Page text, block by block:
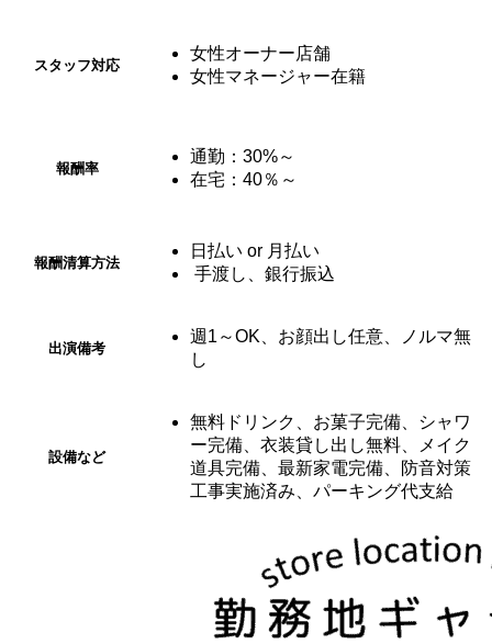
スタッフ対応
女性オーナー店舗
女性マネージャー在籍
報酬率
通勤：30%～
在宅：40％～
報酬清算方法
日払い or 月払い
手渡し、銀行振込
出演備考
週1～OK、お顔出し任意、ノルマ無
し
設備など
無料ドリンク、お菓子完備、シャワ
ー完備、衣装貸し出し無料、メイク
道具完備、最新家電完備、防音対策
工事実施済み、パーキング代支給